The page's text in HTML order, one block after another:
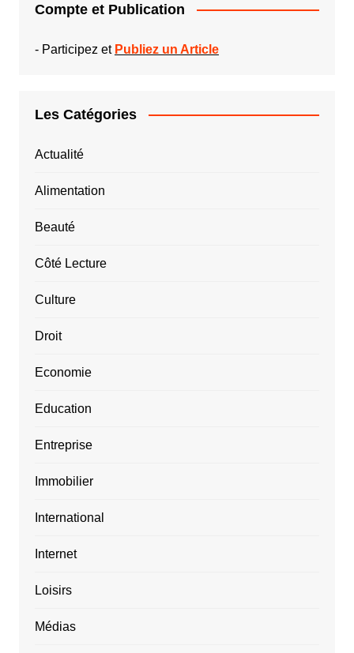
Compte et Publication
- Participez et Publiez un Article
Les Catégories
Actualité
Alimentation
Beauté
Côté Lecture
Culture
Droit
Economie
Education
Entreprise
Immobilier
International
Internet
Loisirs
Médias